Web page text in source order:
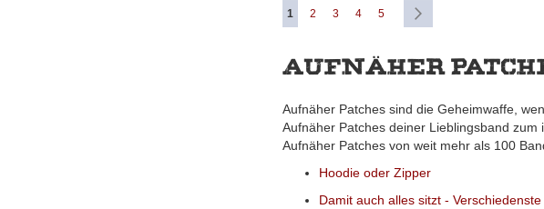
Seite
Sie lesen gerade Seite
1 Seite
2 Seite
3 Seite
4 Seite
5
Aufnäher
Aufnäher Patches sind die Geheimwaffe,
Aufnäher Patches deiner Lieblingsband
Aufnäher Patches von weit mehr als 100
Hoodie oder Zipper
Damit auch alles sitzt -